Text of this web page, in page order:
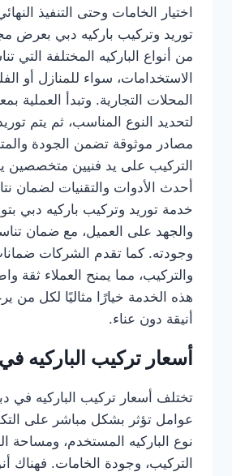
اختيار الخامات وحتى التنفيذ
توريد وتركيب باركيه دبي بعرض
من أنواع الباركيه المختلفة التي
الاستخدامات، سواء للمنازل أو
المحلات التجارية. وتبدأ العملية
لتحديد النوع المناسب، ثم يتم
مصادر موثوقة تضمن الجودة
التركيب على يد فنيين متخصصين
أحدث الأدوات والتقنيات لضمان
خدمة توريد وتركيب باركيه دبي
والجهد على العميل، مع ضمان
وجودته. كما تقدم الشركات
والتركيب، مما يمنح العملاء ثقة
هذه الخدمة خيارًا مثاليًا لكل
أنيقة دون عناء.
أسعار تركيب الباركيه
تختلف أسعار تركيب الباركيه في
عوامل تؤثر بشكل مباشر على
نوع الباركيه المستخدم، ومساحة
التركيب، وجودة الخامات. فهناك